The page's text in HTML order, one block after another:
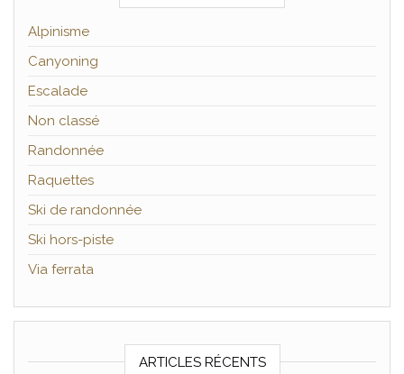
Alpinisme
Canyoning
Escalade
Non classé
Randonnée
Raquettes
Ski de randonnée
Ski hors-piste
Via ferrata
ARTICLES RÉCENTS